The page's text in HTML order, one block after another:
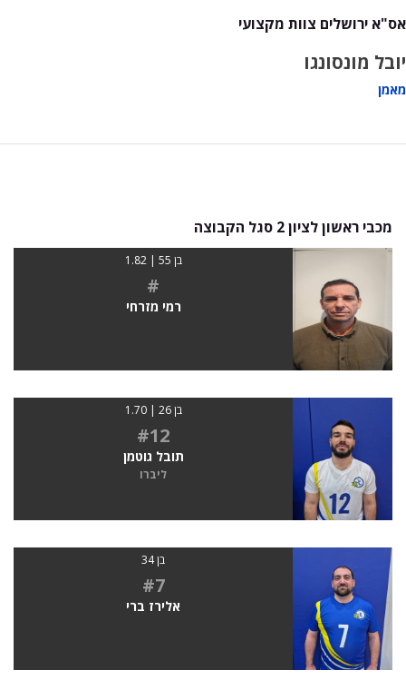
אס"א ירושלים צוות מקצועי
יובל מונסונגו
מאמן
מכבי ראשון לציון 2 סגל הקבוצה
בן 55 | 1.82
#
רמי מזרחי
בן 26 | 1.70
#12
תובל גוטמן
ליברו
בן 34
#7
אלירז ברי